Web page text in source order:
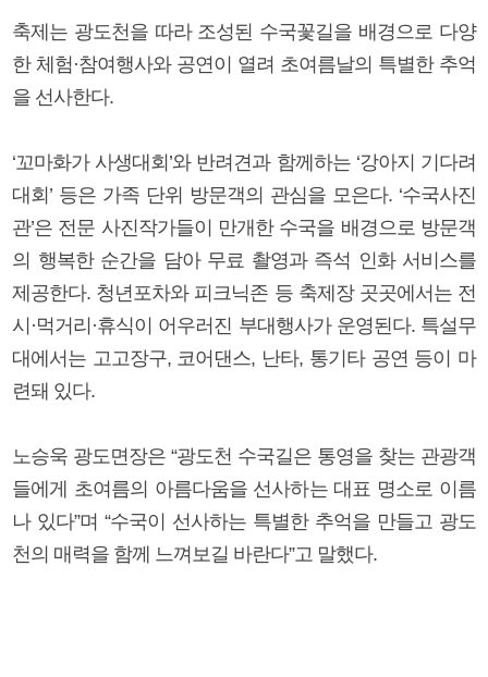
축제는 광도천을 따라 조성된 수국꽃길을 배경으로 다양
한 체험·참여행사와 공연이 열려 초여름날의 특별한 추억
을 선사한다.
‘꼬마화가 사생대회’와 반려견과 함께하는 ‘강아지 기다려
대회’ 등은 가족 단위 방문객의 관심을 모은다. ‘수국사진
관’은 전문 사진작가들이 만개한 수국을 배경으로 방문객
의 행복한 순간을 담아 무료 촬영과 즉석 인화 서비스를
제공한다. 청년포차와 피크닉존 등 축제장 곳곳에서는 전
시·먹거리·휴식이 어우러진 부대행사가 운영된다. 특설무
대에서는 고고장구, 코어댄스, 난타, 통기타 공연 등이 마
련돼 있다.
노승욱 광도면장은 “광도천 수국길은 통영을 찾는 관광객
들에게 초여름의 아름다움을 선사하는 대표 명소로 이름
나 있다”며 “수국이 선사하는 특별한 추억을 만들고 광도
천의 매력을 함께 느껴보길 바란다”고 말했다.